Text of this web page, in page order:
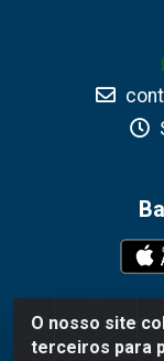
O nosso site
terceiros para
WR